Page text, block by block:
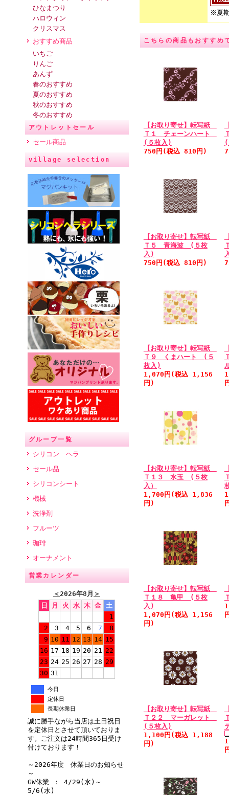
ひなまつり
ハロウィン
クリスマス
おすすめ商品
いちご
りんご
あんず
春のおすすめ
夏のおすすめ
秋のおすすめ
冬のおすすめ
アウトレットセール
セール商品
village selection
グループ一覧
シリコン ヘラ
セール品
シリコンシート
機械
洗浄剤
フルーツ
珈琲
オーナメント
営業カレンダー
＜2026年8月 ＞
日
月 火 水 木 金 土
1
2
3 4 5 6 7
8
9 10 11 12 13 14 15
16 17 18 19 20 21 22
23 24 25 26 27 28 29
30 31
今日
定休日
長期休業日
誠に勝手ながら当店は土日祝日
を定休日とさせて頂いておりま
す。ご注文は24時間365日受け
付けております！
～2026年度 休業日のお知らせ
～
GW休業 ： 4/29(水)～
5/6(水)
※夏
こちらの商品もおすすめ
【お取り寄せ】転写紙
Ｔ１ チェーンハート
(５枚入)
750円(税込 810円)
(
【お取り寄せ】転写紙
Ｔ５ 青海波 (５枚
入)
750円(税込 810円)
【お取り寄せ】転写紙
Ｔ９ くまハート (５
枚入)
1,070円(税込 1,156
円)
【お取り寄せ】転写紙
Ｔ１３ 水玉 (５枚
入）
1,700円(税込 1,836
円)
【お取り寄せ】転写紙
Ｔ１８ 亀甲 (５枚
入)
1,070円(税込 1,156
円)
【お取り寄せ】転写紙
Ｔ２２ マーガレット
(５枚入)
1,100円(税込 1,188
円)